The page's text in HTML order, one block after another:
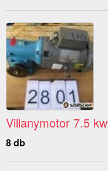
Villanymotor 7.5 kw
8 db